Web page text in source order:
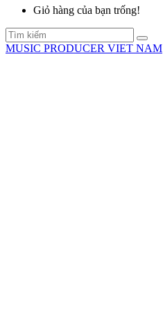
Giỏ hàng của bạn trống!
MUSIC PRODUCER VIET NAM